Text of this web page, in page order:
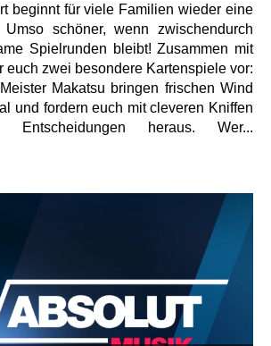
beginnt für viele Familien wieder eine
schöner, wenn zwischendurch
Spielrunden bleibt! Zusammen mit
euch zwei besondere Kartenspiele vor:
Makatsu bringen frischen Wind
und fordern euch mit cleveren Kniffen
Entscheidungen heraus. Wer...